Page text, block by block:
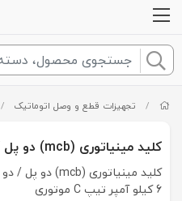
/ تجهیزات قطع و وصل اتوماتیک /
کلید مینیاتوری (mcb) دو پل / دو فاز 32 آمپر هیوندایی
6 کیلو آمپر تیپ C موتوری